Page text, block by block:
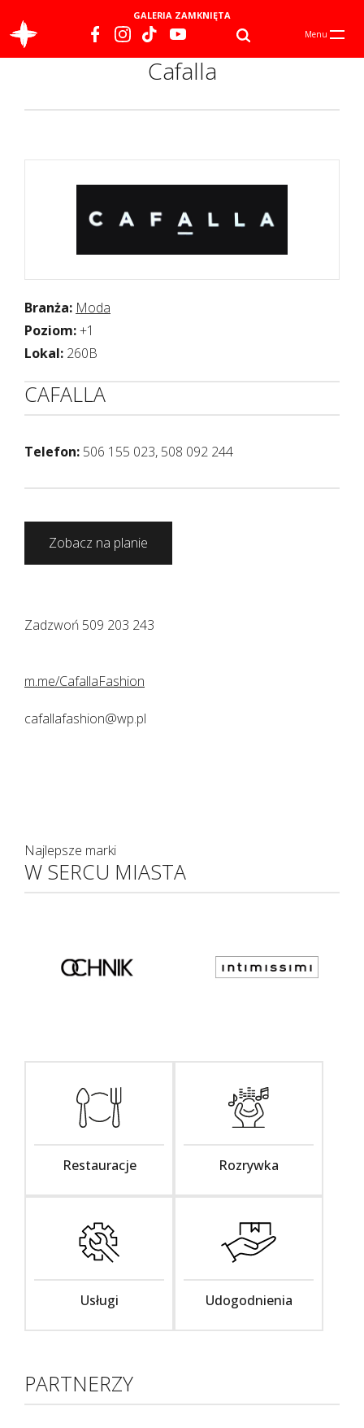
GALERIA ZAMKNIĘTA
Menu
Cafalla
Branża: Moda
Poziom:+1
Lokal: 260B
CAFALLA
Telefon: 506 155 023, 508 092 244
Zobacz na planie
Zadzwoń 509 203 243
m.me/CafallaFashion
cafallafashion@wp.pl
Najlepsze marki
W SERCU MIASTA
Restauracje Rozrywka
Usługi Udogodnienia
PARTNERZY